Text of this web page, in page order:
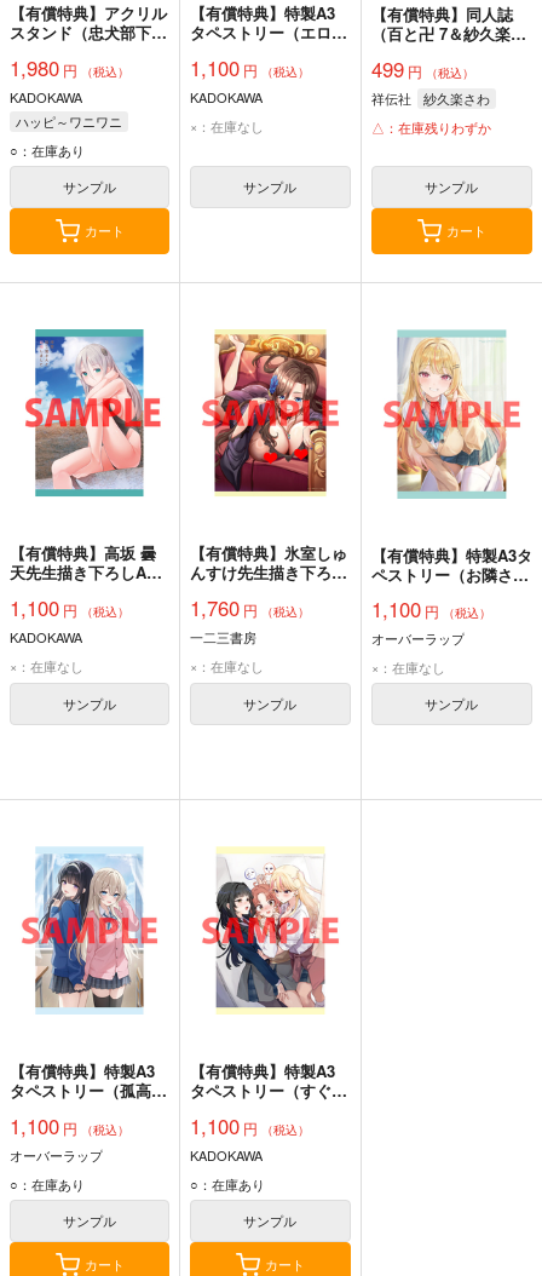
【有償特典】アクリル
スタンド（忠犬部下と
1,980 円 （税込）
KADOKAWA
ハッピ～ワニワニ
○：在庫あり
サンプル
カート
【有償特典】特製A3
タペストリー（エロ漫
が、寝取らなくても幸
せになる方法 2）
1,100 円 （税込）
KADOKAWA
×：在庫なし
サンプル
【有償特典】同人誌
（百と卍 7＆紗久楽さ
499円 （税込）
祥伝社
紗久楽さわ
△：在庫残りわずか
サンプル
カート
【有償特典】高坂 曇
天先生描き下ろしA3
殺し屋さんと結婚しま
した 8）
1,100 円 （税込）
KADOKAWA
×：在庫なし
サンプル
【有償特典】氷室しゅ
んすけ先生描き下ろし
にとらっ！～召喚勇者
をハメるハニートラッ
プ包囲網～ 7）
1,760 円 （税込）
一二三書房
×：在庫なし
サンプル
【有償特典】特製A3タ
ペストリー（お隣さん
せたくて全力すぎる
1）
1,100円 （税込）
オーバーラップ
×：在庫なし
サンプル
【有償特典】特製A3
タペストリー（孤高の
女、義妹になったら不
器用に甘えてきた 4）
1,100 円 （税込）
オーバーラップ
○：在庫あり
サンプル
カート
【有償特典】特製A3
タペストリー（すぐケ
京美人を仲直りさせた
いだけなのに！（※わ
たしを取り合うのはや
めなさい！））
1,100 円 （税込）
KADOKAWA
○：在庫あり
サンプル
カート